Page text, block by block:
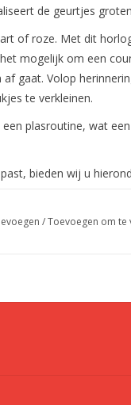
de geurtjes
of roze. Met dit
mogelijk om een
gaat. Volop
te verkleinen.
plasroutine, wat
bieden wij u
en leuke
/Toevoegen om te